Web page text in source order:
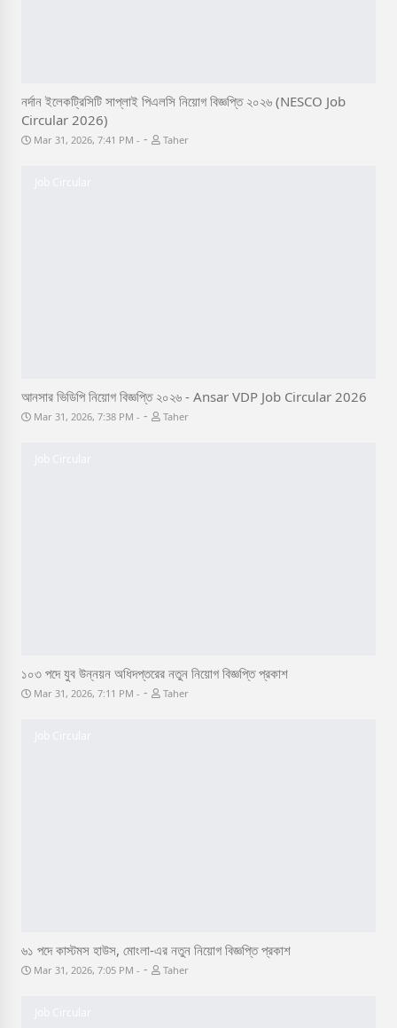
নর্দান ইলেকট্রিসিটি সাপ্লাই পিএলসি নিয়োগ বিজ্ঞপ্তি ২০২৬ (NESCO Job
Circular 2026)
Mar 31, 2026, 7:41 PM - Taher
আনসার ভিডিপি নিয়োগ বিজ্ঞপ্তি ২০২৬ - Ansar VDP Job Circular 2026
Mar 31, 2026, 7:38 PM - Taher
১০৩ পদে যুব উন্নয়ন অধিদপ্তরের নতুন নিয়োগ বিজ্ঞপ্তি প্রকাশ
Mar 31, 2026, 7:11 PM - Taher
৬১ পদে কাস্টমস হাউস, মোংলা-এর নতুন নিয়োগ বিজ্ঞপ্তি প্রকাশ
Mar 31, 2026, 7:05 PM - Taher